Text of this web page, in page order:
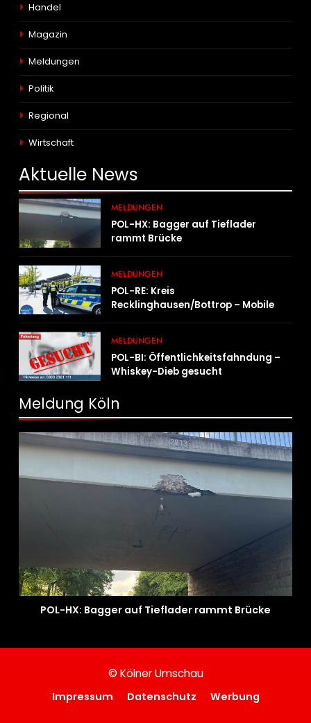
Handel
Magazin
Meldungen
Politik
Regional
Wirtschaft
Aktuelle News
MELDUNGEN
POL-HX: Bagger auf Tieflader
rammt Brücke
MELDUNGEN
POL-RE: Kreis
Recklinghausen/Bottrop – Mobile
MELDUNGEN
POL-BI: Öffentlichkeitsfahndung –
Whiskey-Dieb gesucht
Meldung Köln
POL-HX: Bagger auf Tieflader rammt Brücke
© Kölner Umschau
Impressum Datenschutz Werbung